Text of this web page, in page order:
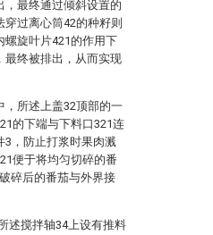
，最终通过倾斜设置的
过离心筒42的种籽则
螺旋叶片421的作用下
最终被排出，从而实现
，所述上盖32顶部的一
的下端与下料口321连
3，防止打浆时果肉溅
便于将均匀切碎的番
碎后的番茄与外界接
述搅拌轴34上设有推料